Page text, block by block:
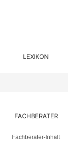
LEXIKON
FACHBERATER
Fachberater-Inhalt